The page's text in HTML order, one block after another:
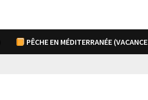
PÊCHE EN MÉDITERRANÉE